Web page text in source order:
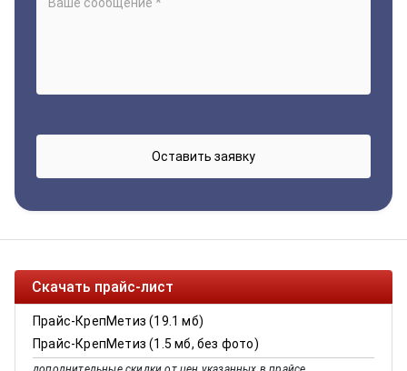
Скачать прайс-лист
Прайс-КрепМетиз (19.1 мб)
Прайс-КрепМетиз (1.5 мб, без фото)